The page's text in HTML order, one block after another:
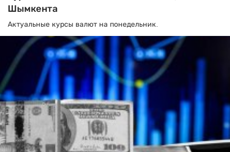
Шымкента
Актуальные курсы валют на понедельник.